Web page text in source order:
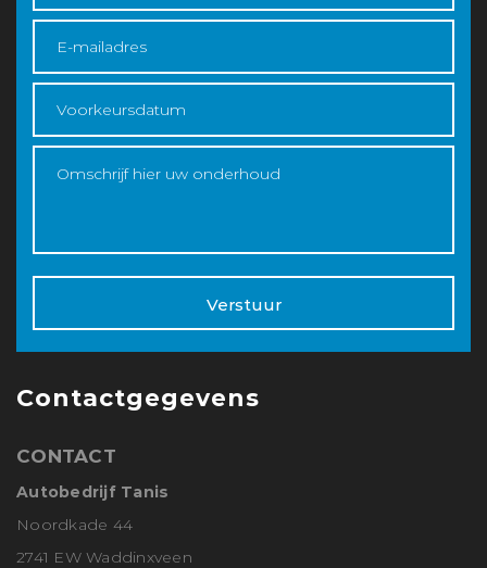
Verstuur
Contactgegevens
CONTACT
Autobedrijf Tanis
Noordkade 44
2741 EW Waddinxveen